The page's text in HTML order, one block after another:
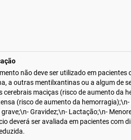
não deve ser utilizado em pacientes
a outras mentilxantinas ou a algum de
cerebrais maciças (risco de aumento da
(risco de aumento da
Gravidez;\n- Lactação;\n-
deverá ser avaliada em pacientes com